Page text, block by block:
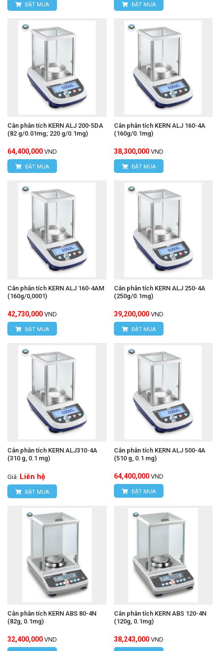
ĐẶT MUA ĐẶT MUA
Cân phân tích KERN ALJ 200-5DA
(82 g/0.01mg; 220 g/0.1mg)
64,400,000 VND
ĐẶT MUA
Cân phân tích KERN ALJ 160-4A
(160g/0.1mg)
38,300,000 VND
ĐẶT MUA
Cân phân tích KERN ALJ 160-4AM
(160g/0,0001)
42,730,000 VND
ĐẶT MUA
Cân phân tích KERN ALJ 250-4A
(250g/0.1mg)
39,200,000 VND
ĐẶT MUA
Cân phân tích KERN ALJ310-4A
(310 g, 0.1 mg)
Giá: Liên hệ
ĐẶT MUA
Cân phân tích KERN ALJ 500-4A
(510 g, 0.1 mg)
64,400,000 VND
ĐẶT MUA
Cân phân tích KERN ABS 80-4N
(82g, 0.1mg)
32,400,000 VND
Cân phân tích KERN ABS 120-4N
(120g, 0.1mg)
38,243,000 VND